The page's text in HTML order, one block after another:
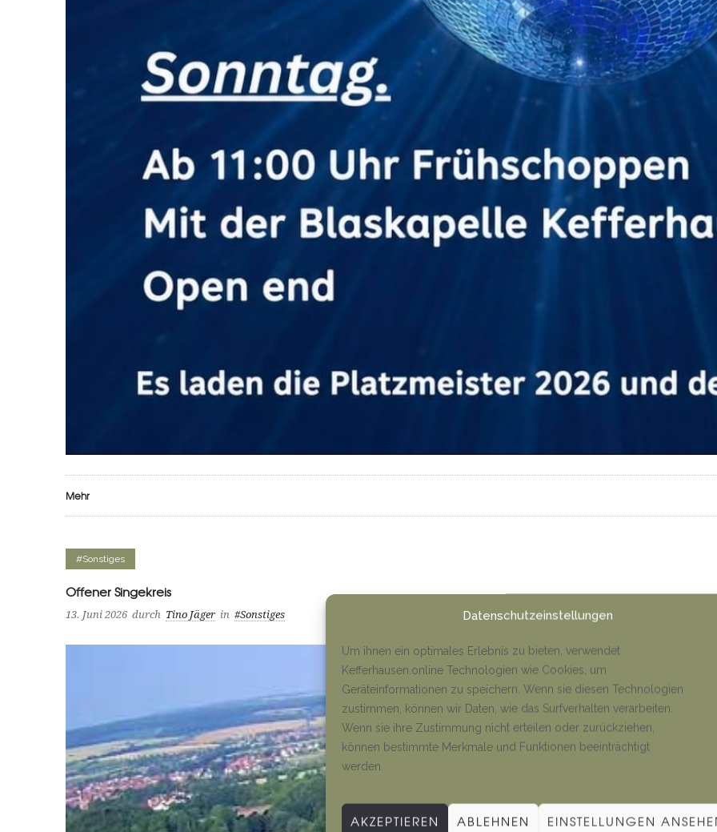
Datenschutzeinstellungen
Um ihnen ein optimales Erlebnis zu bieten, verwendet
Kefferhausen.online Technologien wie Cookies, um
Geräteinformationen zu speichern. Wenn sie diesen Technologien
zustimmen, können wir Daten, wie das Surfverhalten verarbeiten.
Wenn sie ihre Zustimmung nicht erteilen oder zurückziehen,
können bestimmte Merkmale und Funktionen beeinträchtigt
werden.
AKZEPTIEREN ABLEHNEN EINSTELLUNGEN
Mehr
#Sonstiges
Offener Singekreis
13. Juni 2026 durch Tino Jäger in #Sonstiges